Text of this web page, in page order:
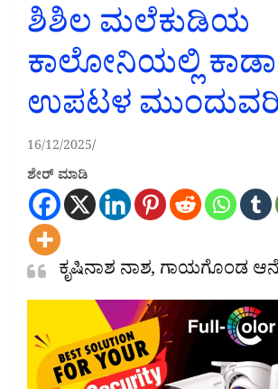
ಶಿಶಿಲ ಮಲೆಕುಡಿಯ
ಕಾಲೋನಿಯಲ್ಲಿ
ಉಪಟಳ
16/12/2025
ಶೇರ್ ಮಾಡಿ
ಕೃಷಿನಾಶ ನಾಶ, ಗಾಯಗೊಂಡ